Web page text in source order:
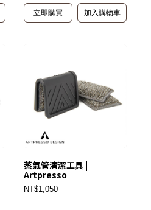
立即購買 加入購物車
蒸氣管清潔工具 |
Artpresso
NT$1,050